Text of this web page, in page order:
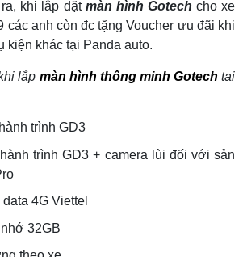
khi lắp đặt màn hình Gotech cho xe
các anh còn đc tặng Voucher ưu đãi khi
kiện khác tại Panda auto.
lắp màn hình thông minh Gotech tại
trình GD3
trình GD3 + camera lùi đối với sản
4G Viettel
32GB